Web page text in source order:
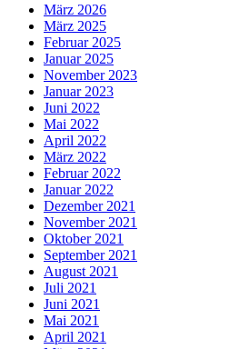
März 2026
März 2025
Februar 2025
Januar 2025
November 2023
Januar 2023
Juni 2022
Mai 2022
April 2022
März 2022
Februar 2022
Januar 2022
Dezember 2021
November 2021
Oktober 2021
September 2021
August 2021
Juli 2021
Juni 2021
Mai 2021
April 2021